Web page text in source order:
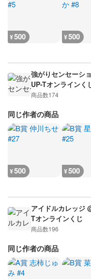
¥500 ¥500
強がりセンセーシ
UP-Tオンラインく
商品数174
同じ作者の商品
¥500 ¥500
アイドルカレッジ
Tオンラインくじ
商品数196
同じ作者の商品